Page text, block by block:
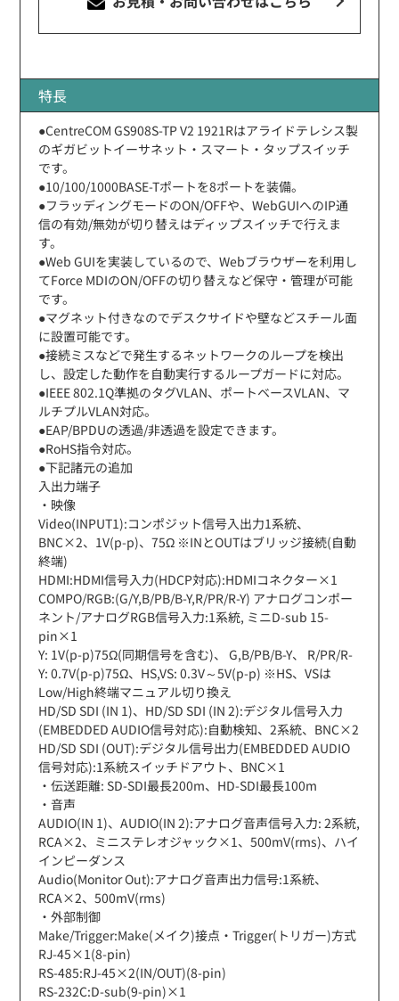
特長
●CentreCOM GS908S-TP V2 1921Rはアライドテレシス製
のギガビットイーサネット・スマート・タップスイッチ
です。
●10/100/1000BASE-Tポートを8ポートを装備。
●フラッディングモードのON/OFFや、WebGUIへのIP通
信の有効/無効が切り替えはディップスイッチで行えま
す。
●Web GUIを実装しているので、Webブラウザーを利用し
てForce MDIのON/OFFの切り替えなど保守・管理が可能
です。
●マグネット付きなのでデスクサイドや壁などスチール面
に設置可能です。
●接続ミスなどで発生するネットワークのループを検出
し、設定した動作を自動実行するループガードに対応。
●IEEE 802.1Q準拠のタグVLAN、ポートベースVLAN、マ
ルチプルVLAN対応。
●EAP/BPDUの透過/非透過を設定できます。
●RoHS指令対応。
●下記諸元の追加
入出力端子
・映像
Video(INPUT1):コンポジット信号入出力1系統、
BNC×2、1V(p-p)、75Ω ※INとOUTはブリッジ接続(自動
終端)
HDMI:HDMI信号入力(HDCP対応):HDMIコネクター×1
COMPO/RGB:(G/Y,B/PB/B-Y,R/PR/R-Y) アナログコンポー
ネント/アナログRGB信号入力:1系統, ミニD-sub 15-
pin×1
Y: 1V(p-p)75Ω(同期信号を含む)、 G,B/PB/B-Y、 R/PR/R-
Y: 0.7V(p-p)75Ω、HS,VS: 0.3V～5V(p-p) ※HS、VSは
Low/High終端マニュアル切り換え
HD/SD SDI (IN 1)、HD/SD SDI (IN 2):デジタル信号入力
(EMBEDDED AUDIO信号対応):自動検知、2系統、BNC×2
HD/SD SDI (OUT):デジタル信号出力(EMBEDDED AUDIO
信号対応):1系統スイッチドアウト、BNC×1
・伝送距離: SD-SDI最長200m、HD-SDI最長100m
・音声
AUDIO(IN 1)、AUDIO(IN 2):アナログ音声信号入力: 2系統,
RCA×2、ミニステレオジャック×1、500mV(rms)、ハイ
インピーダンス
Audio(Monitor Out):アナログ音声出力信号:1系統、
RCA×2、500mV(rms)
・外部制御
Make/Trigger:Make(メイク)接点・Trigger(トリガー)方式
RJ-45×1(8-pin)
RS-485:RJ-45×2(IN/OUT)(8-pin)
RS-232C:D-sub(9-pin)×1